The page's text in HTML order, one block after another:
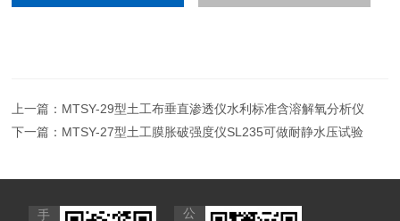
上一篇： MTSY-29型土工布垂直渗透仪水利标准含溶解氧分析仪
下一篇： MTSY-27型土工膜胀破强度仪SL235可做耐静水压试验
手 公